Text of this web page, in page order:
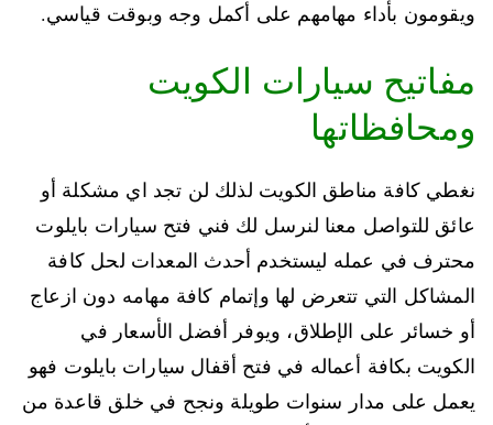
ويقومون بأداء مهامهم على أكمل وجه وبوقت قياسي.
مفاتيح سيارات الكويت
ومحافظاتها
نغطي كافة مناطق الكويت لذلك لن تجد اي مشكلة أو
عائق للتواصل معنا لنرسل لك فني فتح سيارات بايلوت
محترف في عمله ليستخدم أحدث المعدات لحل كافة
المشاكل التي تتعرض لها وإتمام كافة مهامه دون ازعاج
أو خسائر على الإطلاق، ويوفر أفضل الأسعار في
الكويت بكافة أعماله في فتح أقفال سيارات بايلوت فهو
يعمل على مدار سنوات طويلة ونجح في خلق قاعدة من